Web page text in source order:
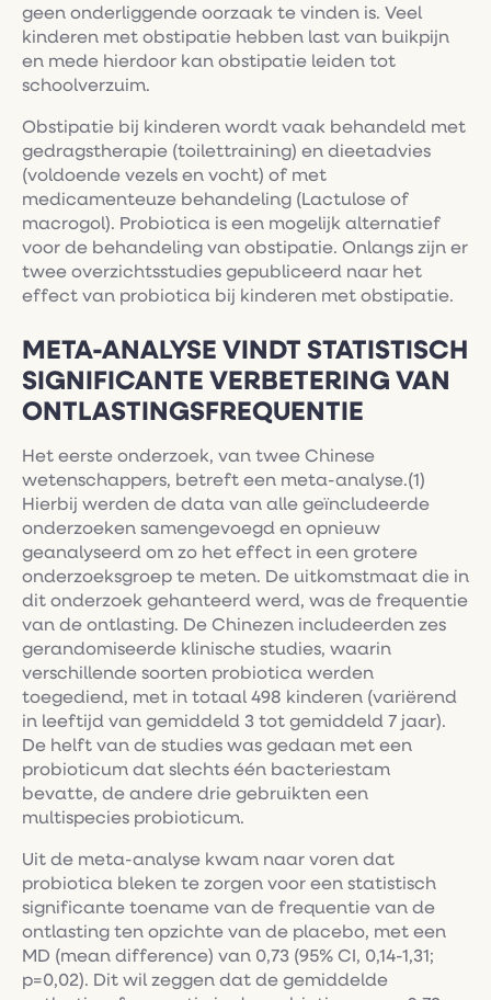
geen onderliggende oorzaak te vinden is. Veel
kinderen met obstipatie hebben last van buikpijn
en mede hierdoor kan obstipatie leiden tot
schoolverzuim.
Obstipatie bij kinderen wordt vaak behandeld met
gedragstherapie (toilettraining) en dieetadvies
(voldoende vezels en vocht) of met
medicamenteuze behandeling (Lactulose of
macrogol). Probiotica is een mogelijk alternatief
voor de behandeling van obstipatie. Onlangs zijn er
twee overzichtsstudies gepubliceerd naar het
effect van probiotica bij kinderen met obstipatie.
META-ANALYSE VINDT STATISTISCH
SIGNIFICANTE VERBETERING VAN
ONTLASTINGSFREQUENTIE
Het eerste onderzoek, van twee Chinese
wetenschappers, betreft een meta-analyse.(1)
Hierbij werden de data van alle geïncludeerde
onderzoeken samengevoegd en opnieuw
geanalyseerd om zo het effect in een grotere
onderzoeksgroep te meten. De uitkomstmaat die in
dit onderzoek gehanteerd werd, was de frequentie
van de ontlasting. De Chinezen includeerden zes
gerandomiseerde klinische studies, waarin
verschillende soorten probiotica werden
toegediend, met in totaal 498 kinderen (variërend
in leeftijd van gemiddeld 3 tot gemiddeld 7 jaar).
De helft van de studies was gedaan met een
probioticum dat slechts één bacteriestam
bevatte, de andere drie gebruikten een
multispecies probioticum.
Uit de meta-analyse kwam naar voren dat
probiotica bleken te zorgen voor een statistisch
significante toename van de frequentie van de
ontlasting ten opzichte van de placebo, met een
MD (mean difference) van 0,73 (95% CI, 0,14-1,31;
p=0,02). Dit wil zeggen dat de gemiddelde